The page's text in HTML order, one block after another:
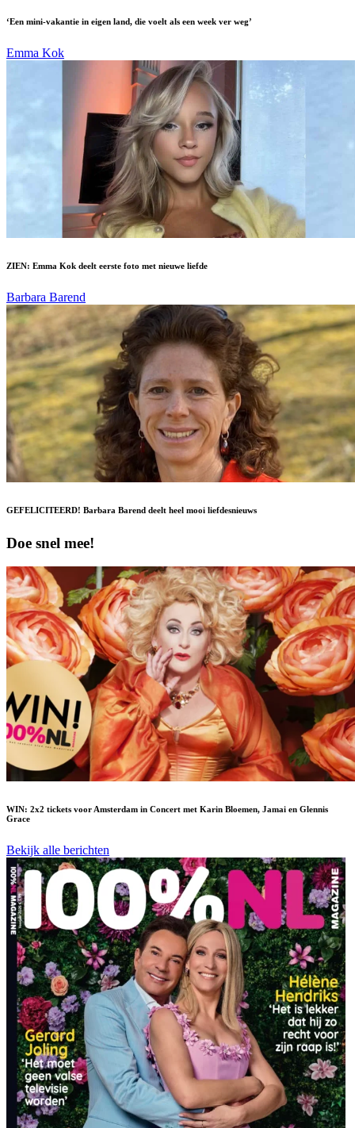
‘Een mini-vakantie in eigen land, die voelt als een week ver weg’
Emma Kok
ZIEN: Emma Kok deelt eerste foto met nieuwe liefde
Barbara Barend
GEFELICITEERD! Barbara Barend deelt heel mooi liefdesnieuws
Doe snel mee!
WIN: 2x2 tickets voor Amsterdam in Concert met Karin Bloemen, Jamai en Glennis
Grace
Bekijk alle berichten